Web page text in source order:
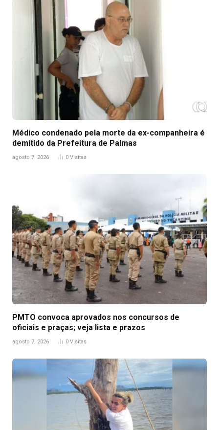
Médico condenado pela morte da ex-companheira é
demitido da Prefeitura de Palmas
agosto 7, 2026 0 Visitas
PMTO convoca aprovados nos concursos de
oficiais e praças; veja lista e prazos
agosto 7, 2026 0 Visitas